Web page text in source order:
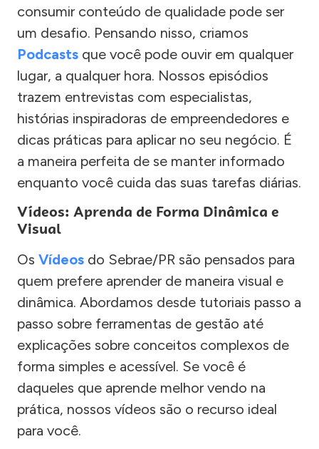
consumir conteúdo de qualidade pode ser
um desafio. Pensando nisso, criamos
Podcasts que você pode ouvir em qualquer
lugar, a qualquer hora. Nossos episódios
trazem entrevistas com especialistas,
histórias inspiradoras de empreendedores e
dicas práticas para aplicar no seu negócio. É
a maneira perfeita de se manter informado
enquanto você cuida das suas tarefas diárias.
Vídeos: Aprenda de Forma Dinâmica e
Visual
Os Vídeos do Sebrae/PR são pensados para
quem prefere aprender de maneira visual e
dinâmica. Abordamos desde tutoriais passo a
passo sobre ferramentas de gestão até
explicações sobre conceitos complexos de
forma simples e acessível. Se você é
daqueles que aprende melhor vendo na
prática, nossos vídeos são o recurso ideal
para você.